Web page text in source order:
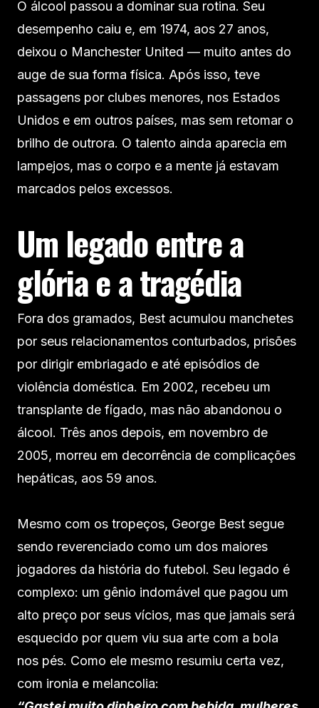
O álcool passou a dominar sua rotina. Seu
desempenho caiu e, em 1974, aos 27 anos,
deixou o Manchester United — muito antes do
auge de sua forma física. Após isso, teve
passagens por clubes menores, nos Estados
Unidos e em outros países, mas sem retomar o
brilho de outrora. O talento ainda aparecia em
lampejos, mas o corpo e a mente já estavam
marcados pelos excessos.
Um legado entre a
glória e a tragédia
Fora dos gramados, Best acumulou manchetes
por seus relacionamentos conturbados, prisões
por dirigir embriagado e até episódios de
violência doméstica. Em 2002, recebeu um
transplante de fígado, mas não abandonou o
álcool. Três anos depois, em novembro de
2005, morreu em decorrência de complicações
hepáticas, aos 59 anos.
Mesmo com os tropeços, George Best segue
sendo reverenciado como um dos maiores
jogadores da história do futebol. Seu legado é
complexo: um gênio indomável que pagou um
alto preço por seus vícios, mas que jamais será
esquecido por quem viu sua arte com a bola
nos pés. Como ele mesmo resumiu certa vez,
com ironia e melancolia: